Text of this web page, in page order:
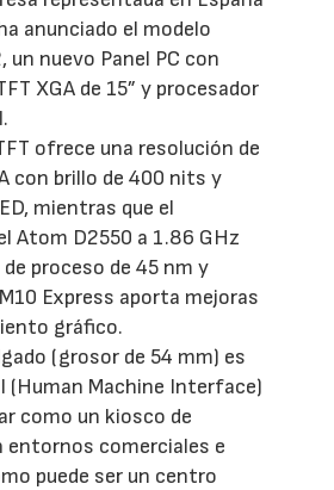
anunciado el modelo
un nuevo Panel PC con
XGA de 15” y procesador
ofrece una resolución de
con brillo de 400 nits y
mientras que el
Atom D2550 a 1.86 GHz
proceso de 45 nm y
Express aporta mejoras
gráfico.
(grosor de 54 mm) es
(Human Machine Interface)
como un kiosco de
entornos comerciales e
puede ser un centro